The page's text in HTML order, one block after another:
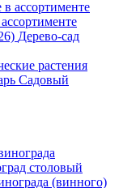
Дерево-сад
растения
Садовый
столовый